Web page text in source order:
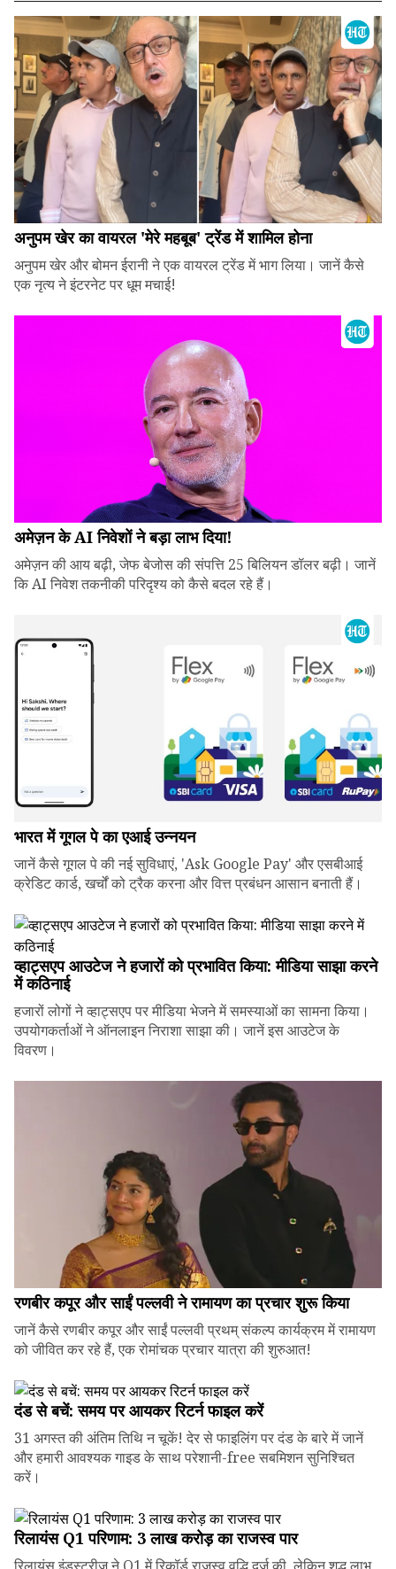
अनुपम खेर का वायरल 'मेरे महबूब' ट्रेंड में शामिल होना
अनुपम खेर और बोमन ईरानी ने एक वायरल ट्रेंड में भाग लिया। जानें कैसे
एक नृत्य ने इंटरनेट पर धूम मचाई!
अमेज़न के AI निवेशों ने बड़ा लाभ दिया!
अमेज़न की आय बढ़ी, जेफ बेजोस की संपत्ति 25 बिलियन डॉलर बढ़ी। जानें
कि AI निवेश तकनीकी परिदृश्य को कैसे बदल रहे हैं।
भारत में गूगल पे का एआई उन्नयन
जानें कैसे गूगल पे की नई सुविधाएं, 'Ask Google Pay' और एसबीआई
क्रेडिट कार्ड, खर्चों को ट्रैक करना और वित्त प्रबंधन आसान बनाती हैं।
व्हाट्सएप आउटेज ने हजारों को प्रभावित किया: मीडिया साझा करने
में कठिनाई
हजारों लोगों ने व्हाट्सएप पर मीडिया भेजने में समस्याओं का सामना किया।
उपयोगकर्ताओं ने ऑनलाइन निराशा साझा की। जानें इस आउटेज के
विवरण।
रणबीर कपूर और साईं पल्लवी ने रामायण का प्रचार शुरू किया
जानें कैसे रणबीर कपूर और साईं पल्लवी प्रथम् संकल्प कार्यक्रम में रामायण
को जीवित कर रहे हैं, एक रोमांचक प्रचार यात्रा की शुरुआत!
दंड से बचें: समय पर आयकर रिटर्न फाइल करें
31 अगस्त की अंतिम तिथि न चूकें! देर से फाइलिंग पर दंड के बारे में जानें
और हमारी आवश्यक गाइड के साथ परेशानी-free सबमिशन सुनिश्चित
करें।
रिलायंस Q1 परिणाम: ₹3 लाख करोड़ का राजस्व पार